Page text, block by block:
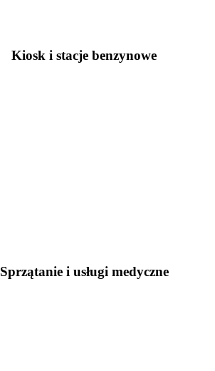
Kiosk i stacje benzynowe
Sprzątanie i usługi medyczne